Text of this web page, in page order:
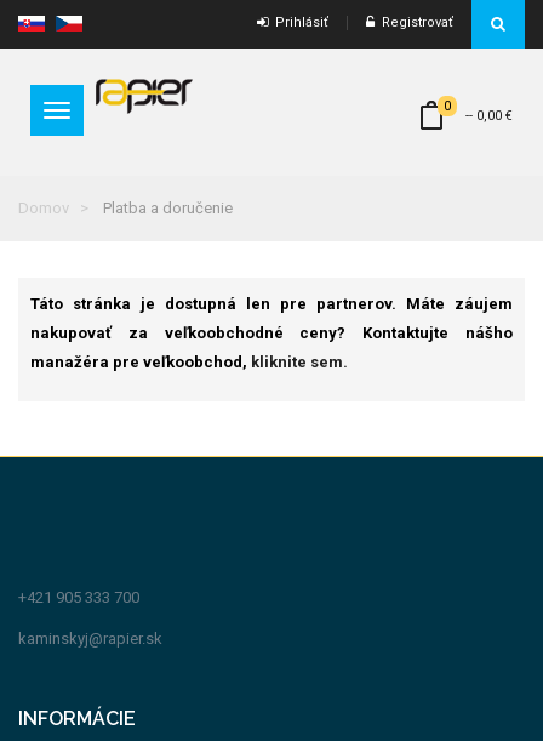
Prihlásiť Registrovať
0
-- 0,00 €
Toggle
Domov Platba a doručenie
Táto stránka je dostupná len pre partnerov. Máte záujem
nakupovať za veľkoobchodné ceny? Kontaktujte nášho
manažéra pre veľkoobchod, kliknite sem.
+421 905 333 700
kaminskyj@rapier.sk
INFORMÁCIE